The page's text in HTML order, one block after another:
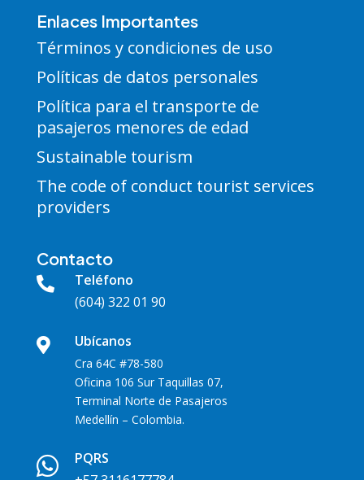
Enlaces Importantes
Términos y condiciones de uso
Políticas de datos personales
Política para el transporte de
pasajeros menores de edad
Sustainable tourism
The code of conduct tourist services
providers
Contacto

Teléfono
(604) 322 01 90
 Ubícanos
Cra 64C #78-580
Oficina 106 Sur Taquillas 07,
Terminal Norte de Pasajeros
Medellín – Colombia.

PQRS